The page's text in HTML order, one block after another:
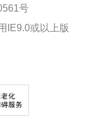
号
IE9.0或以上版